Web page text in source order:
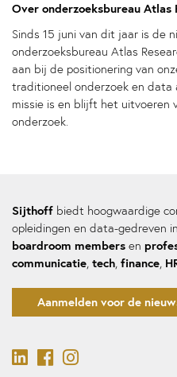
Over onderzoeksbureau Atlas
Sinds 15 juni van dit jaar is de
onderzoeksbureau Atlas
aan bij de positionering van
traditioneel onderzoek en data
missie is en blijft het uitvoeren
onderzoek.
Sijthoff biedt hoogwaardige
opleidingen en data-gedreven
boardroom members en
communicatie, tech, finance,
Aanmelden voor de